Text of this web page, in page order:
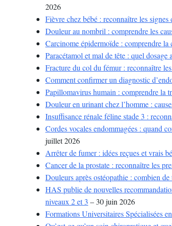
2026
Fièvre chez bébé : reconnaître les
Douleur au nombril : comprendre les
Carcinome épidermoïde : comprendre
Paracétamol et mal de tête : quel
Fracture du col du fémur : reconnaître
Comment confirmer un diagnostic
Papillomavirus humain : comprendre la
Douleur en urinant chez l’homme :
Insuffisance rénale féline stade 3 :
Cordes vocales endommagées : quand
juillet 2026
Arrêter de fumer : idées reçues et vrais
Cancer de la prostate : reconnaître les
Douleurs après ostéopathie : combien
HAS publie de nouvelles
niveaux 2 et 3 – 30 juin 2026
Formations Universitaires Spécialisées